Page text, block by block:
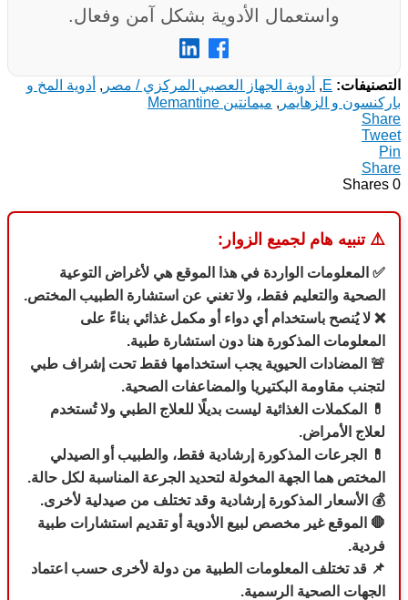
واستعمال الأدوية بشكل آمن وفعال.
التصنيفات: E
, أدوية الجهاز العصبي المركزي / مصر , أدوية المخ و
باركنسون و الزهايمر , ميمانتين Memantine
Share
Tweet
Pin
Share
0
Shares
⚠️تنبيه هام لجميع الزوار:
✅ المعلومات الواردة في هذا الموقع هي لأغراض التوعية
الصحية والتعليم فقط، ولا تغني عن استشارة الطبيب المختص.
❌ لا يُنصح باستخدام أي دواء أو مكمل غذائي بناءً على
المعلومات المذكورة هنا دون استشارة طبية.
🚨 المضادات الحيوية يجب استخدامها فقط تحت إشراف طبي
لتجنب مقاومة البكتيريا والمضاعفات الصحية.
💊 المكملات الغذائية ليست بديلًا للعلاج الطبي ولا تُستخدم
لعلاج الأمراض.
💊
الجرعات المذكورة إرشادية فقط، والطبيب أو الصيدلي
المختص هما الجهة المخولة لتحديد الجرعة المناسبة لكل حالة.
💰 الأسعار المذكورة إرشادية وقد تختلف من صيدلية لأخرى.
🛑 الموقع غير مخصص لبيع الأدوية أو تقديم استشارات طبية
فردية.
📌 قد تختلف المعلومات الطبية من دولة لأخرى حسب اعتماد
الجهات الصحية الرسمية.